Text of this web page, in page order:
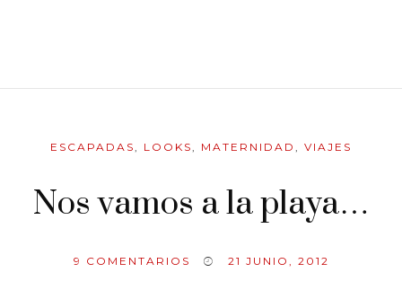
ESCAPADAS, LOOKS, MATERNIDAD , VIAJES
Nos vamos a la playa…
9 COMENTARIOS 21 JUNIO, 2012